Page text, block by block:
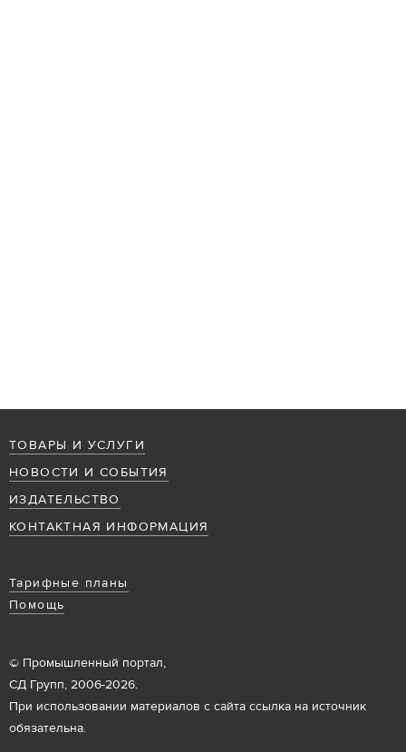
ТОВАРЫ И УСЛУГИ
НОВОСТИ И СОБЫТИЯ
ИЗДАТЕЛЬСТВО
КОНТАКТНАЯ ИНФОРМАЦИЯ
Тарифные планы
Помощь
© Промышленный портал,
СД Групп, 2006-2026.
При использовании материалов с сайта ссылка на источник
обязательна.